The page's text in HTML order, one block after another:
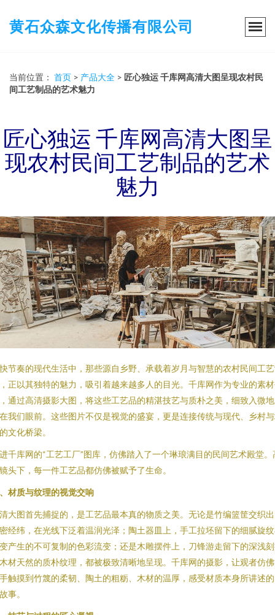
黄石众森文化传播有限公司
当前位置： 首页 > 产品大全 > 匠心独运 千库网高清大图呈现农村民
间工艺制品的艺术魅力
匠心独运 千库网高清大图呈
现农村民间工艺制品的艺术
魅力
节奏的现代生活中，那些源自乡野、承载着岁月与智慧的农村民间工
正以其独特的魅力，吸引着越来越多人的目光。千库网作为专业的素
通过高清摄影大图，将这些工艺品的精湛技艺与质朴之美，细致入微
我们眼前。这些图片不仅是视觉的盛宴，更是连接传统与现代、乡村
文化桥梁。
千库网的“工艺工厂”图库，仿佛踏入了一个琳琅满目的民间艺术殿堂。
头下，每一件工艺品都仿佛被赋予了生命。
材质与纹理的视觉交响
大图首先捕捉的，是工艺品最本真的物质之美。无论是竹编篮筐交织
经纬，在光线下泛着温润光泽；陶土器皿上，手工拉坯留下的细腻旋
产生的不可复制的色彩流变；还是木雕摆件上，刀锋游走留下的深浅
材天然的质朴纹理，都被极致清晰地呈现。千库网的摄影，让观者仿
触摸到竹篾的柔韧、陶土的粗粝、木材的温厚，感受材质本身所讲述
事。